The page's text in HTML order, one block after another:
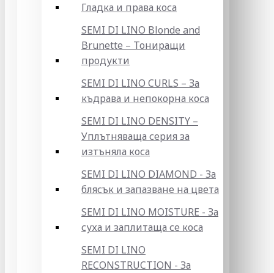
Гладка и права коса
SEMI DI LINO Blonde and
Brunette – Тониращи
продукти
SEMI DI LINO CURLS – За
къдрава и непокорна коса
SEMI DI LINO DENSITY –
Уплътняваща серия за
изтъняла коса
SEMI DI LINO DIAMOND - За
блясък и запазване на цвета
SEMI DI LINO MOISTURE - За
суха и заплитаща се коса
SEMI DI LINO
RECONSTRUCTION - За